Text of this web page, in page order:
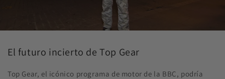
El futuro incierto de Top Gear
Top Gear, el icónico programa de motor de la BBC, podría